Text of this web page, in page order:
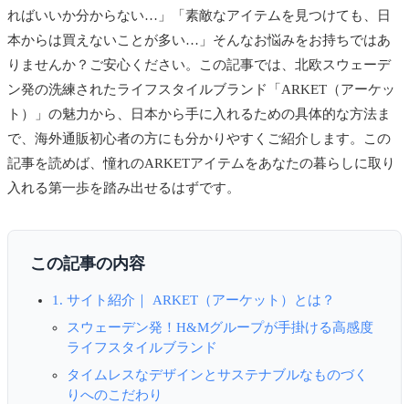
ればいいか分からない…」「素敵なアイテムを見つけても、日
本からは買えないことが多い…」そんなお悩みをお持ちではあ
りませんか？ご安心ください。この記事では、北欧スウェーデ
ン発の洗練されたライフスタイルブランド「ARKET（アーケッ
ト）」の魅力から、日本から手に入れるための具体的な方法ま
で、海外通販初心者の方にも分かりやすくご紹介します。この
記事を読めば、憧れのARKETアイテムをあなたの暮らしに取り
入れる第一歩を踏み出せるはずです。
この記事の内容
1. サイト紹介｜ ARKET（アーケット）とは？
スウェーデン発！H&Mグループが手掛ける高感度
ライフスタイルブランド
タイムレスなデザインとサステナブルなものづく
りへのこだわり